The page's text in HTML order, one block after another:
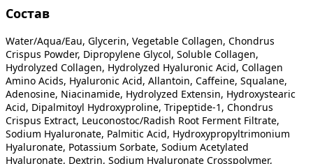
Состав
Water/Aqua/Eau, Glycerin, Vegetable Collagen, Chondrus
Crispus Powder, Dipropylene Glycol, Soluble Collagen,
Hydrolyzed Collagen, Hydrolyzed Hyaluronic Acid, Collagen
Amino Acids, Hyaluronic Acid, Allantoin, Caffeine, Squalane,
Adenosine, Niacinamide, Hydrolyzed Extensin, Hydroxystearic
Acid, Dipalmitoyl Hydroxyproline, Tripeptide-1, Chondrus
Crispus Extract, Leuconostoc/Radish Root Ferment Filtrate,
Sodium Hyaluronate, Palmitic Acid, Hydroxypropyltrimonium
Hyaluronate, Potassium Sorbate, Sodium Acetylated
Hyaluronate, Dextrin, Sodium Hyaluronate Crosspolymer,